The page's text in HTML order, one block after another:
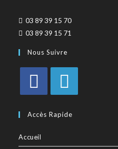
03 89 39 15 70
03 89 39 15 71
Nous Suivre
Accès Rapide
Accueil